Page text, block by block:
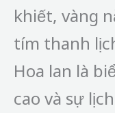
khiết, vàng
tím thanh
Hoa lan là
cao và sự